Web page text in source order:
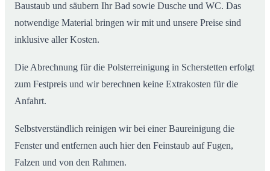
Baustaub und säubern Ihr Bad sowie Dusche und WC. Das
notwendige Material bringen wir mit und unsere Preise sind
inklusive aller Kosten.
Die Abrechnung für die Polsterreinigung in Scherstetten erfolgt
zum Festpreis und wir berechnen keine Extrakosten für die
Anfahrt.
Selbstverständlich reinigen wir bei einer Baureinigung die
Fenster und entfernen auch hier den Feinstaub auf Fugen,
Falzen und von den Rahmen.